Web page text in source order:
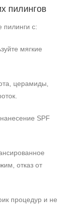
пилингов
пилинги с:
мягкие
церамиды,
SPF
отказ от
процедур и не